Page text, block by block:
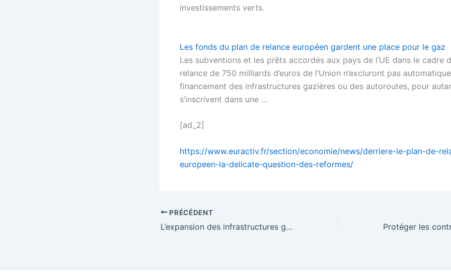
investissements verts.
Les fonds du plan de relance européen gardent une place pour le gaz
Les subventions et les prêts accordés aux pays de l’UE dans le cadre
relance de 750 milliards d’euros de l’Union n’excluront pas
financement des infrastructures gazières ou des autoroutes, pour
s’inscrivent dans une …
[ad_2]
https://www.euractiv.fr/section/economie/news/derriere-le-plan-de-
europeen-la-delicate-question-des-reformes/
PRÉCÉDENT
L’expansion des infrastructures gazières met en péril les ambitions climatiques européennes – EURACTIV.fr